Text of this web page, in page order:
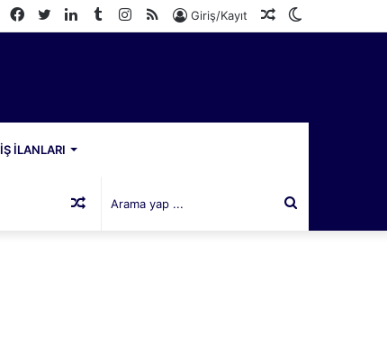
Rastgele
Giriş/Kayıt
RSS
Instagram
Tumblr
LinkedIn
Twitter
Facebook
İŞ İLANLARI
Arama
Rastgele